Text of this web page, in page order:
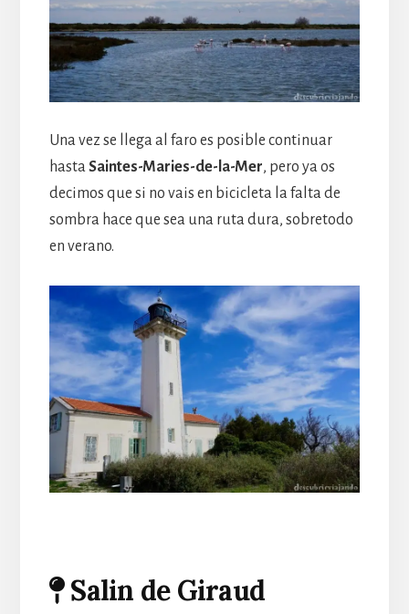
Una vez se llega al faro es posible continuar
hastaSaintes-Maries-de-la-Mer, pero ya os
decimos que si no vais en bicicleta la falta de
sombra hace que sea una ruta dura, sobretodo
en verano.
Salin de Giraud